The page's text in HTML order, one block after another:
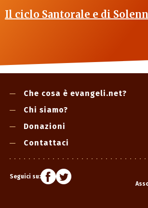
Il ciclo Santorale e di
Che cosa è evangeli.net?
Chi siamo?
Donazioni
Contattaci
Seguici su: